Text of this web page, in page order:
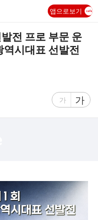
앱으로보기
전 프로 부문 운
시대표 선발전
글
가
글
자
가